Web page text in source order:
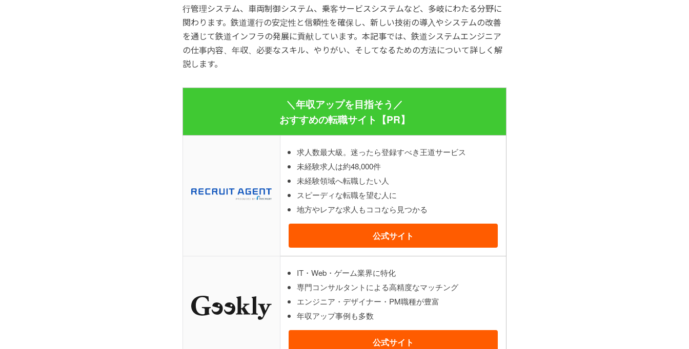
行管理システム、車両制御システム、乗客サービスシステムなど、多岐にわたる分野に
関わります。鉄道運行の安定性と信頼性を確保し、新しい技術の導入やシステムの改善
を通じて鉄道インフラの発展に貢献しています。本記事では、鉄道システムエンジニア
の仕事内容、年収、必要なスキル、やりがい、そしてなるための方法について詳しく解
説します。
＼年収アップを目指そう／
おすすめの転職サイト【PR】
求人数最大級。迷ったら登録すべき王道サービス
未経験求人は約48,000件
未経験領域へ転職したい人
スピーディな転職を望む人に
地方やレアな求人もココなら見つかる
公式サイト
IT・Web・ゲーム業界に特化
専門コンサルタントによる高精度なマッチング
エンジニア・デザイナー・PM職種が豊富
年収アップ事例も多数
公式サイト